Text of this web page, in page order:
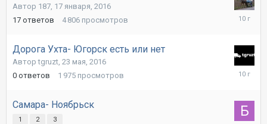
Автор 187, 17 января, 2016
17 ответов 4 806 просмотров
24
Дорога Ухта- Югорск есть или нет
Автор tgruzt, 23 мая, 2016
0 ответов 1 975 просмотров
23
Самара- Ноябрьск
1 2 3